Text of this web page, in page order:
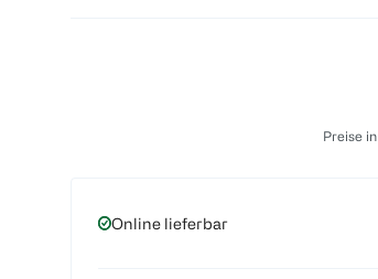
Preise
Online lieferbar